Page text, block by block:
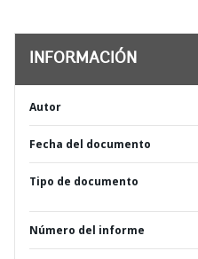
INFORMACIÓN
Autor
Fecha del documento
Tipo de documento
Número del informe